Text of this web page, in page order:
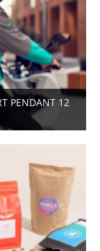
PENDANT 12